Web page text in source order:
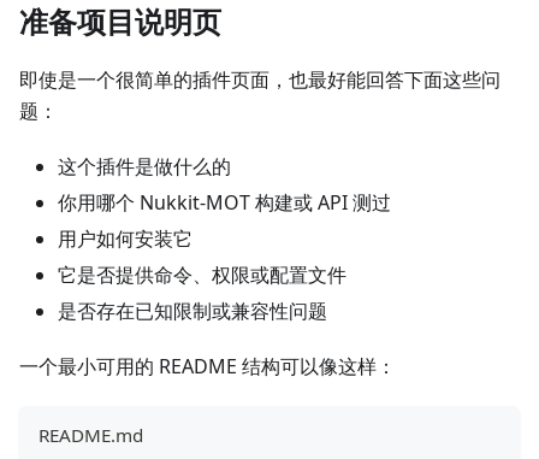
准备项目说明页
即使是一个很简单的插件页面，也最好能回答下面这些问
题：
这个插件是做什么的
你用哪个 Nukkit-MOT 构建或 API 测过
用户如何安装它
它是否提供命令、权限或配置文件
是否存在已知限制或兼容性问题
一个最小可用的 README 结构可以像这样：
README.md